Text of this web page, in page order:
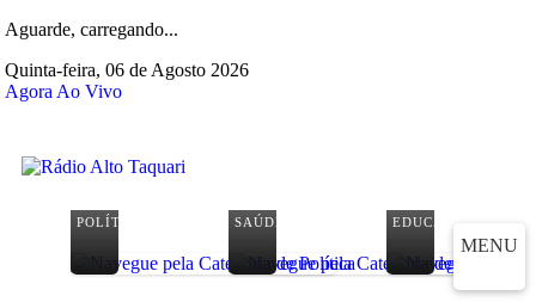
Aguarde, carregando...
Quinta-feira, 06 de Agosto 2026
Agora Ao Vivo
MENU
POLÍTICA SAÚDE EDUCAÇÃO